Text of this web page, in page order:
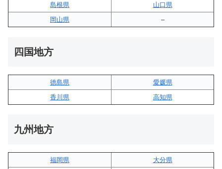
島根県
山口県
岡山県
–
四国地方
徳島県
愛媛県
香川県
高知県
九州地方
福岡県 大分県